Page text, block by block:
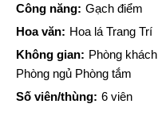
Công năng: Gạch điểm
Hoa văn: Hoa lá Trang Trí
Không gian: Phòng khách
Phòng ngủ Phòng tắm
Số viên/thùng: 6 viên